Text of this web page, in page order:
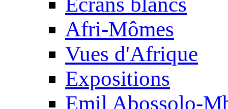
Afri-Mômes
Vues d'Afrique
Expositions
Emil Abossolo-